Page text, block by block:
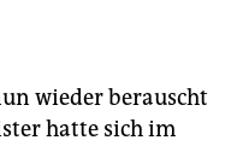
wieder berauscht
hatte sich im